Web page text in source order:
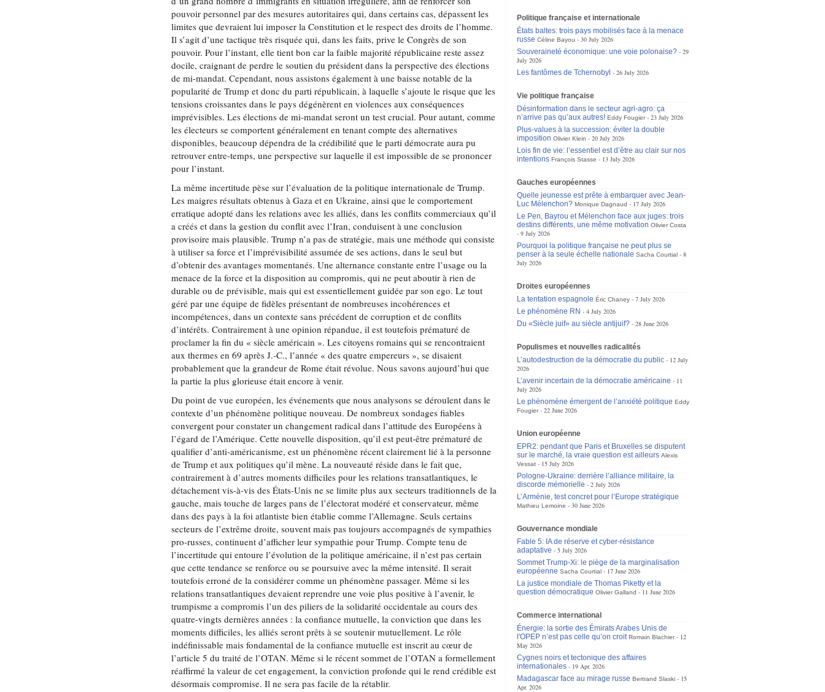
pouvoir personnel par des mesures autoritaires qui, dans certains cas, dépassent les
limites que devraient lui imposer la Constitution et le respect des droits de l’homme.
Il s’agit d’une tactique très risquée qui, dans les faits, prive le Congrès de son
pouvoir. Pour l’instant, elle tient bon car la faible majorité républicaine reste assez
docile, craignant de perdre le soutien du président dans la perspective des élections
de mi-mandat. Cependant, nous assistons également à une baisse notable de la
popularité de Trump et donc du parti républicain, à laquelle s’ajoute le risque que les
tensions croissantes dans le pays dégénèrent en violences aux conséquences
imprévisibles. Les élections de mi-mandat seront un test crucial. Pour autant, comme
les électeurs se comportent généralement en tenant compte des alternatives
disponibles, beaucoup dépendra de la crédibilité que le parti démocrate aura pu
retrouver entre-temps, une perspective sur laquelle il est impossible de se prononcer
pour l’instant.
La même incertitude pèse sur l’évaluation de la politique internationale de Trump.
Les maigres résultats obtenus à Gaza et en Ukraine, ainsi que le comportement
erratique adopté dans les relations avec les alliés, dans les conflits commerciaux qu’il
a créés et dans la gestion du conflit avec l’Iran, conduisent à une conclusion
provisoire mais plausible. Trump n’a pas de stratégie, mais une méthode qui consiste
à utiliser sa force et l’imprévisibilité assumée de ses actions, dans le seul but
d’obtenir des avantages momentanés. Une alternance constante entre l’usage ou la
menace de la force et la disposition au compromis, qui ne peut aboutir à rien de
durable ou de prévisible, mais qui est essentiellement guidée par son ego. Le tout
géré par une équipe de fidèles présentant de nombreuses incohérences et
incompétences, dans un contexte sans précédent de corruption et de conflits
d’intérêts. Contrairement à une opinion répandue, il est toutefois prématuré de
proclamer la fin du « siècle américain ». Les citoyens romains qui se rencontraient
aux thermes en 69 après J.-C., l’année « des quatre empereurs », se disaient
probablement que la grandeur de Rome était révolue. Nous savons aujourd’hui que
la partie la plus glorieuse était encore à venir.
Du point de vue européen, les événements que nous analysons se déroulent dans le
contexte d’un phénomène politique nouveau. De nombreux sondages fiables
convergent pour constater un changement radical dans l’attitude des Européens à
l’égard de l’Amérique. Cette nouvelle disposition, qu’il est peut-être prématuré de
qualifier d’anti-américanisme, est un phénomène récent clairement lié à la personne
de Trump et aux politiques qu’il mène. La nouveauté réside dans le fait que,
contrairement à d’autres moments difficiles pour les relations transatlantiques, le
détachement vis-à-vis des États-Unis ne se limite plus aux secteurs traditionnels de la
gauche, mais touche de larges pans de l’électorat modéré et conservateur, même
dans des pays à la foi atlantiste bien établie comme l’Allemagne. Seuls certains
secteurs de l’extrême droite, souvent mais pas toujours accompagnés de sympathies
pro-russes, continuent d’afficher leur sympathie pour Trump. Compte tenu de
l’incertitude qui entoure l’évolution de la politique américaine, il n’est pas certain
que cette tendance se renforce ou se poursuive avec la même intensité. Il serait
toutefois erroné de la considérer comme un phénomène passager. Même si les
relations transatlantiques devaient reprendre une voie plus positive à l’avenir, le
trumpisme a compromis l’un des piliers de la solidarité occidentale au cours des
quatre-vingts dernières années : la confiance mutuelle, la conviction que dans les
moments difficiles, les alliés seront prêts à se soutenir mutuellement. Le rôle
indéfinissable mais fondamental de la confiance mutuelle est inscrit au cœur de
l’article 5 du traité de l’OTAN. Même si le récent sommet de l’OTAN a formellement
réaffirmé la valeur de cet engagement, la conviction profonde qui le rend crédible est
désormais compromise. Il ne sera pas facile de la rétablir.
Politique française et internationale
États baltes: trois pays mobilisés face à la menace
russe Céline Bayou
30 July 2026
Souveraineté économique: une voie polonaise?
29
July 2026
Les fantômes de Tchernobyl
26 July 2026
Vie politique française
Désinformation dans le secteur agri-agro: ça
n’arrive pas qu’aux autres! Eddy Fougier
23 July 2026
Plus-values à la succession: éviter la double
imposition Olivier Klein
20 July 2026
Lois fin de vie: l’essentiel est d’être au clair sur nos
intentions François Stasse 13 July 2026
Gauches européennes
Quelle jeunesse est prête à embarquer avec Jean-
Luc Mélenchon? Monique Dagnaud
17 July 2026
Le Pen, Bayrou et Mélenchon face aux juges: trois
destins différents, une même motivation Olivier Costa
9 July 2026
Pourquoi la politique française ne peut plus se
penser à la seule échelle nationale Sacha Courtial
8
July 2026
Droites européennes
La tentation espagnole Éric Chaney
7 July 2026
Le phénomène RN
4 July 2026
Du «Siècle juif» au siècle antijuif?
28 June 2026
Populismes et nouvelles radicalités
L’autodestruction de la démocratie du public
12 July
2026
L’avenir incertain de la démocratie américaine
11
July 2026
Le phénomène émergent de l’anxiété politique Eddy
Fougier
22 June 2026
Union européenne
EPR2: pendant que Paris et Bruxelles se disputent
sur le marché, la vraie question est ailleurs Alexis
Vessat
15 July 2026
Pologne-Ukraine: derrière l’alliance militaire, la
discorde mémorielle
2 July 2026
L’Arménie, test concret pour l’Europe stratégique
Mathieu Lemoine 30 June 2026
Gouvernance mondiale
Fable 5: IA de réserve et cyber-résistance
adaptative
5 July 2026
Sommet Trump-Xi: le piège de la marginalisation
européenne Sacha Courtial
17 June 2026
La justice mondiale de Thomas Piketty et la
question démocratique Olivier Galland 11 June 2026
Commerce international
Énergie: la sortie des Émirats Arabes Unis de
l'OPEP n’est pas celle qu’on croit Romain Blachier
12
May 2026
Cygnes noirs et tectonique des affaires
internationales
19 Apr. 2026
Madagascar face au mirage russe Bertrand Slaski
15
Apr. 2026